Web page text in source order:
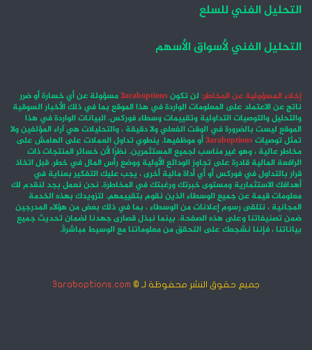
التحليل الفني للسلع
التحليل الفني لأسواق الأسهم
إخلاء المسؤولية عن المخاطر: لن تكون3araboptionsمسؤولة عن أي خسارة أو ضرر
ناتج عن الاعتماد على المعلومات الواردة في هذا الموقع بما في ذلك الأخبار السوقية
والتحليل والتوصيات التداولية وتقييمات وسطاء فوركس. البيانات الواردة في هذا
الموقع ليست بالضرورة في الوقت الفعلي ولا دقيقة ، والتحليلات هي آراء المؤلفين ولا
تمثل توصيات3araboptionsأو موظفيها. ينطوي تداول العملات على الهامش على
مخاطر عالية ، وهو غير مناسب لجميع المستثمرين. نظرًا لأن خسائر المنتجات ذات
الرافعة المالية قادرة على تجاوز الودائع الأولية ووضع رأس المال في خطر. قبل اتخاذ
قرار بالتداول في فوركس أو أي أداة مالية أخرى ، يجب عليك التفكير بعناية في
أهدافك الاستثمارية ومستوى خبرتك ورغبتك في المخاطرة. نحن نعمل بجد لنقدم لك
معلومات قيمة عن جميع الوسطاء الذين نقوم بتقييمهم. لتزويدك بهذه الخدمة
المجانية ، نتلقى رسوم إعلانات من الوسطاء ، بما في ذلك بعض من هؤلاء المدرجين
ضمن تصنيفاتنا وعلى هذه الصفحة. بينما نبذل قصارى جهدنا لضمان تحديث جميع
بياناتنا ، فإننا نشجعك على التحقق من معلوماتنا مع الوسيط مباشرةً.
جميع حقوق النشر محفوظة لـ © 3araboptions.com